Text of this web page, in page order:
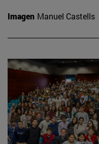
Imagen Manuel Castells